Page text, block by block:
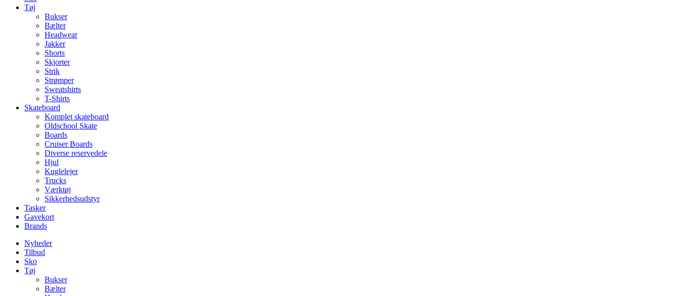
Tøj
Bukser
Bælter
Headwear
Jakker
Shorts
Skjorter
Strik
Strømper
Sweatshirts
T-Shirts
Skateboard
Komplet skateboard
Oldschool Skate
Boards
Cruiser Boards
Diverse reservedele
Hjul
Kuglelejer
Trucks
Værktøj
Sikkerhedsudstyr
Tasker
Gavekort
Brands
Nyheder
Tilbud
Sko
Tøj
Bukser
Bælter